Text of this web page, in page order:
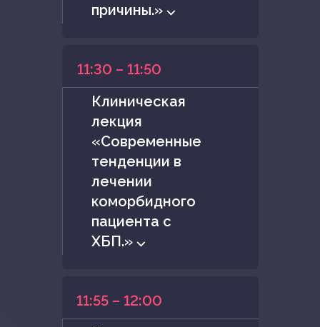
причины.» ⌵
11:30 – 11:50
Клиническая
лекция
«Современные
тенденции в
лечении
коморбидного
пациента с
ХБП.» ⌵
11:55 – 12:00